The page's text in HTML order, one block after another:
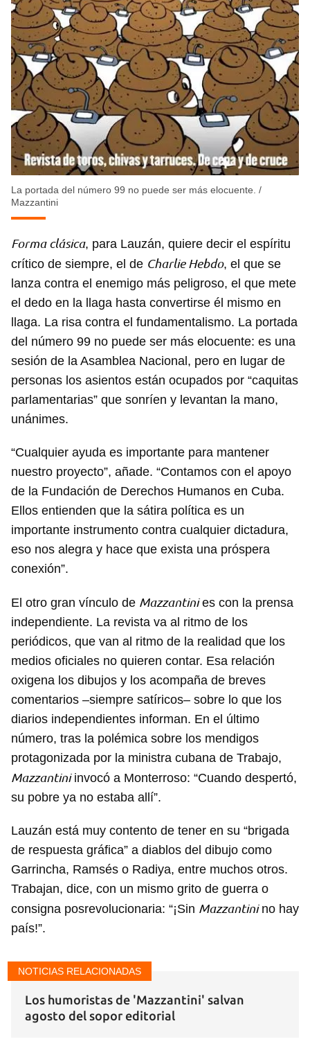
Guardar como favorito
Para poder guardar como favorito, primero has de
iniciar sesión con tu cuenta de 14ymedio.
INICIAR SESIÓN CANCELAR
La portada del número 99 no puede ser más elocuente. /
Mazzantini
Forma clásica, para Lauzán, quiere decir el espíritu
crítico de siempre, el de Charlie Hebdo, el que se
lanza contra el enemigo más peligroso, el que mete
el dedo en la llaga hasta convertirse él mismo en
llaga. La risa contra el fundamentalismo. La portada
del número 99 no puede ser más elocuente: es una
sesión de la Asamblea Nacional, pero en lugar de
personas los asientos están ocupados por “caquitas
parlamentarias” que sonríen y levantan la mano,
unánimes.
“Cualquier ayuda es importante para mantener
nuestro proyecto”, añade. “Contamos con el apoyo
de la Fundación de Derechos Humanos en Cuba.
Ellos entienden que la sátira política es un
importante instrumento contra cualquier dictadura,
eso nos alegra y hace que exista una próspera
conexión”.
El otro gran vínculo de Mazzantinies con la prensa
independiente. La revista va al ritmo de los
periódicos, que van al ritmo de la realidad que los
medios oficiales no quieren contar. Esa relación
oxigena los dibujos y los acompaña de breves
comentarios –siempre satíricos– sobre lo que los
diarios independientes informan. En el último
número, tras la polémica sobre los mendigos
protagonizada por la ministra cubana de Trabajo,
Mazzantiniinvocó a Monterroso: “Cuando despertó,
su pobre ya no estaba allí”.
Lauzán está muy contento de tener en su “brigada
de respuesta gráfica” a diablos del dibujo como
Garrincha, Ramsés o Radiya, entre muchos otros.
Trabajan, dice, con un mismo grito de guerra o
consigna posrevolucionaria: “¡Sin Mazzantinino hay
país!”.
NOTICIAS RELACIONADAS
Los humoristas de 'Mazzantini' salvan
agosto del sopor editorial